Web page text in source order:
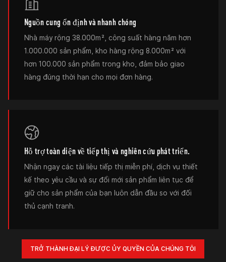
Nguồn cung ổn định và nhanh chóng
Nhà máy rộng 38.000m², công suất hàng năm hơn
1.000.000 sản phẩm, kho hàng rộng 8.000m² với
hơn 100.000 sản phẩm trong kho, đảm bảo giao
hàng đúng thời hạn cho mọi đơn hàng.
Hỗ trợ toàn diện về tiếp thị và nghiên cứu phát triển.
Nhận ngay các tài liệu tiếp thị miễn phí, dịch vụ thiết
kế theo yêu cầu và sự đổi mới sản phẩm liên tục để
giữ cho sản phẩm của bạn luôn dẫn đầu so với đối
thủ cạnh tranh.
TRỞ THÀNH ĐẠI LÝ ĐƯỢC ỦY QUYỀN CỦA CHÚNG TÔI